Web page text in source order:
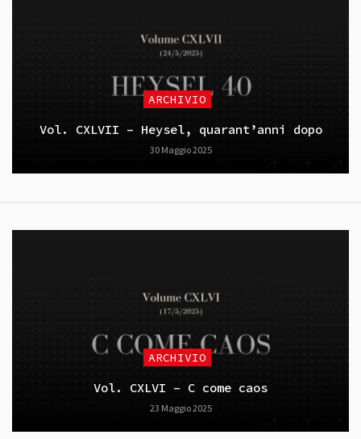
ARCHIVIO
Vol. CXLVII – Heysel, quarant’anni dopo
30 Maggio 2025
ARCHIVIO
Vol. CXLVI – C come caos
23 Maggio 2025